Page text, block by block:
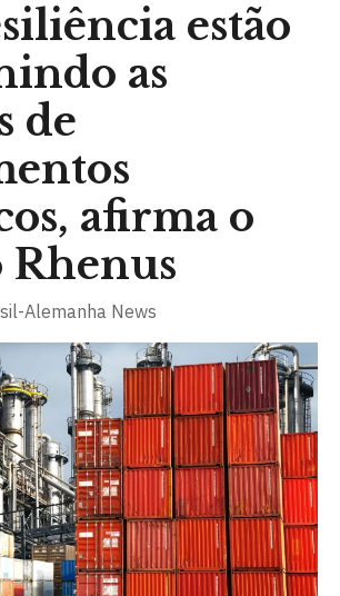
estão
as
de
afirma o
Alemanha News